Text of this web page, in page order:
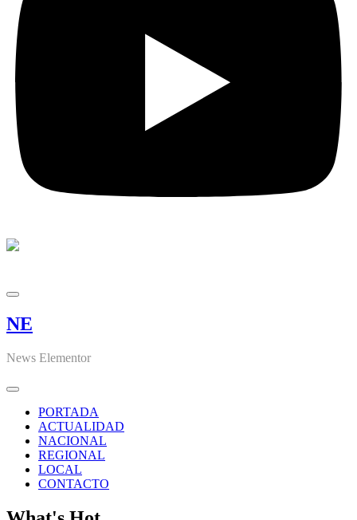
NE
News Elementor
PORTADA
ACTUALIDAD
NACIONAL
REGIONAL
LOCAL
CONTACTO